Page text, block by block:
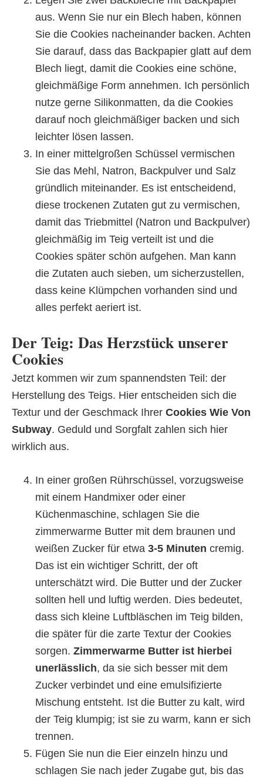
aus. Wenn Sie nur ein Blech haben, können
Sie die Cookies nacheinander backen. Achten
Sie darauf, dass das Backpapier glatt auf dem
Blech liegt, damit die Cookies eine schöne,
gleichmäßige Form annehmen. Ich persönlich
nutze gerne Silikonmatten, da die Cookies
darauf noch gleichmäßiger backen und sich
leichter lösen lassen.
In einer mittelgroßen Schüssel vermischen
Sie das Mehl, Natron, Backpulver und Salz
gründlich miteinander. Es ist entscheidend,
diese trockenen Zutaten gut zu vermischen,
damit das Triebmittel (Natron und Backpulver)
gleichmäßig im Teig verteilt ist und die
Cookies später schön aufgehen. Man kann
die Zutaten auch sieben, um sicherzustellen,
dass keine Klümpchen vorhanden sind und
alles perfekt aeriert ist.
Der Teig: Das Herzstück unserer
Cookies
Jetzt kommen wir zum spannendsten Teil: der
Herstellung des Teigs. Hier entscheiden sich die
Textur und der Geschmack Ihrer Cookies Wie Von
Subway. Geduld und Sorgfalt zahlen sich hier
wirklich aus.
In einer großen Rührschüssel, vorzugsweise
mit einem Handmixer oder einer
Küchenmaschine, schlagen Sie die
zimmerwarme Butter mit dem braunen und
weißen Zucker für etwa 3-5 Minuten cremig.
Das ist ein wichtiger Schritt, der oft
unterschätzt wird. Die Butter und der Zucker
sollten hell und luftig werden. Dies bedeutet,
dass sich kleine Luftbläschen im Teig bilden,
die später für die zarte Textur der Cookies
sorgen. Zimmerwarme Butter ist hierbei
unerlässlich, da sie sich besser mit dem
Zucker verbindet und eine emulsifizierte
Mischung entsteht. Ist die Butter zu kalt, wird
der Teig klumpig; ist sie zu warm, kann er sich
trennen.
Fügen Sie nun die Eier einzeln hinzu und
schlagen Sie nach jeder Zugabe gut, bis das